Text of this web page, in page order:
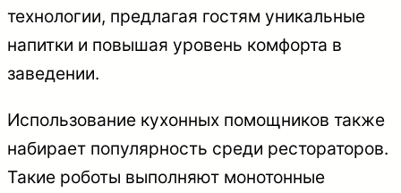
технологии, предлагая гостям уникальные
напитки и повышая уровень комфорта в
заведении.
Использование кухонных помощников также
набирает популярность среди рестораторов.
Такие роботы выполняют монотонные